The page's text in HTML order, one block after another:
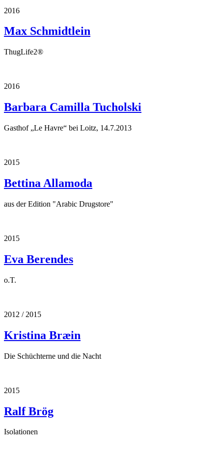
2016
Max Schmidtlein
ThugLife2®
2016
Barbara Camilla Tucholski
Gasthof „Le Havre“ bei Loitz, 14.7.2013
2015
Bettina Allamoda
aus der Edition "Arabic Drugstore"
2015
Eva Berendes
o.T.
2012 / 2015
Kristina Bræin
Die Schüchterne und die Nacht
2015
Ralf Brög
Isolationen